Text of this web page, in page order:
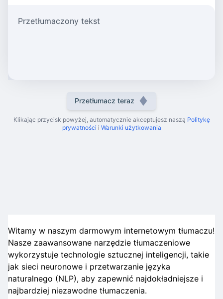
Przetłumaczony tekst
Przetłumacz teraz
Klikając przycisk powyżej, automatycznie akceptujesz naszą Politykę
prywatności i Warunki użytkowania
Witamy w naszym darmowym internetowym tłumaczu!
Nasze zaawansowane narzędzie tłumaczeniowe
wykorzystuje technologie sztucznej inteligencji, takie
jak sieci neuronowe i przetwarzanie języka
naturalnego (NLP), aby zapewnić najdokładniejsze i
najbardziej niezawodne tłumaczenia.